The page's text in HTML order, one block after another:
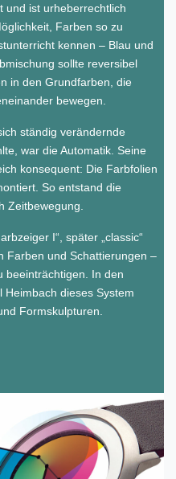
und ist urheberrechtlich
Farben so zu
kennen – Blau und
sollte reversibel
in den Grundfarben, die
bewegen.
ständig verändernde
war die Automatik. Seine
konsequent: Die Farbfolien
So entstand die
Zeitbewegung.
I“, später „classic“
Farben und Schattierungen –
beeinträchtigen. In den
dieses System
Formskulpturen.